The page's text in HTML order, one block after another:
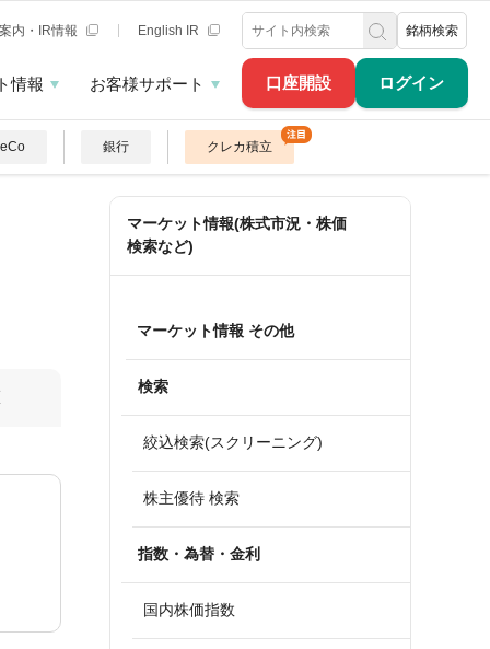
口座開設 ログイン
内・IR情報 English IR 銘柄検索
情報 お客様サポート
銀行 クレカ積立
マーケット情報(株式市況・株価
検索など)
マーケット情報 その他
検索
絞込検索(スクリーニング)
株主優待 検索
指数・為替・金利
国内株価指数